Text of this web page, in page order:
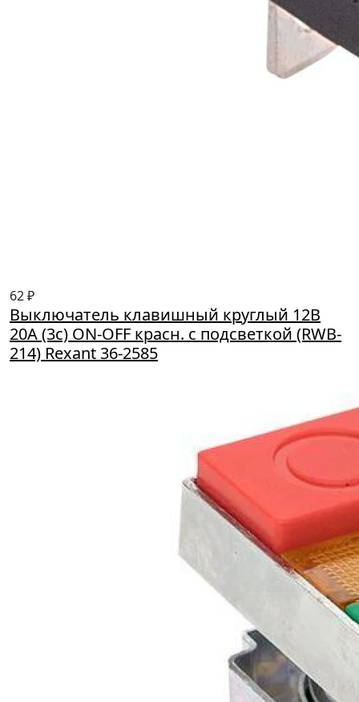
62 ₽
Выключатель клавишный круглый 12В
20А (3с) ON-OFF красн. с подсветкой (RWB-
214) Rexant 36-2585